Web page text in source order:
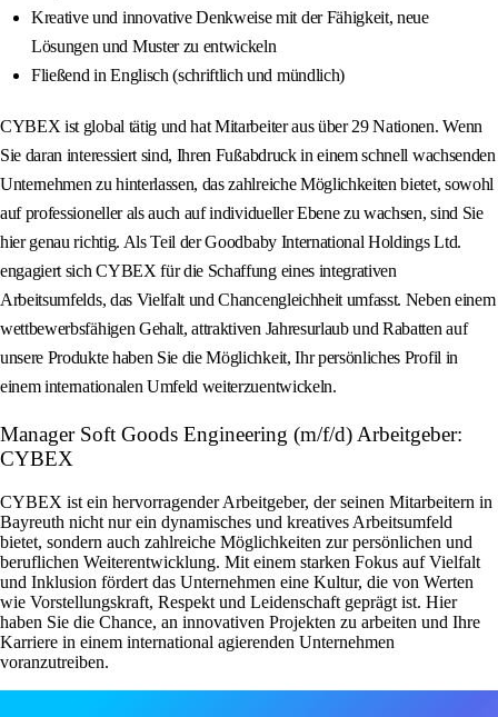
Kreative und innovative Denkweise mit der Fähigkeit, neue
Lösungen und Muster zu entwickeln
Fließend in Englisch (schriftlich und mündlich)
CYBEX ist global tätig und hat Mitarbeiter aus über 29 Nationen. Wenn
Sie daran interessiert sind, Ihren Fußabdruck in einem schnell wachsenden
Unternehmen zu hinterlassen, das zahlreiche Möglichkeiten bietet, sowohl
auf professioneller als auch auf individueller Ebene zu wachsen, sind Sie
hier genau richtig. Als Teil der Goodbaby International Holdings Ltd.
engagiert sich CYBEX für die Schaffung eines integrativen
Arbeitsumfelds, das Vielfalt und Chancengleichheit umfasst. Neben einem
wettbewerbsfähigen Gehalt, attraktiven Jahresurlaub und Rabatten auf
unsere Produkte haben Sie die Möglichkeit, Ihr persönliches Profil in
einem internationalen Umfeld weiterzuentwickeln.
Manager Soft Goods Engineering (m/f/d) Arbeitgeber:
CYBEX
CYBEX ist ein hervorragender Arbeitgeber, der seinen Mitarbeitern in
Bayreuth nicht nur ein dynamisches und kreatives Arbeitsumfeld
bietet, sondern auch zahlreiche Möglichkeiten zur persönlichen und
beruflichen Weiterentwicklung. Mit einem starken Fokus auf Vielfalt
und Inklusion fördert das Unternehmen eine Kultur, die von Werten
wie Vorstellungskraft, Respekt und Leidenschaft geprägt ist. Hier
haben Sie die Chance, an innovativen Projekten zu arbeiten und Ihre
Karriere in einem international agierenden Unternehmen
voranzutreiben.